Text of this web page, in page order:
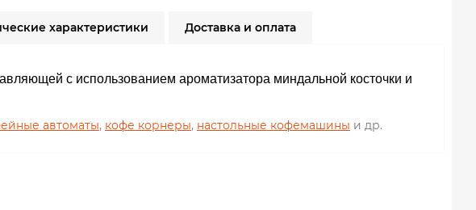
характеристики Доставка и оплата
с использованием ароматизатора миндальной косточки и
автоматы, кофе корнеры, настольные кофемашины и др.